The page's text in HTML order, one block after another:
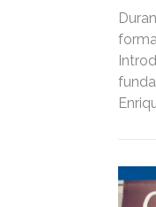
polo